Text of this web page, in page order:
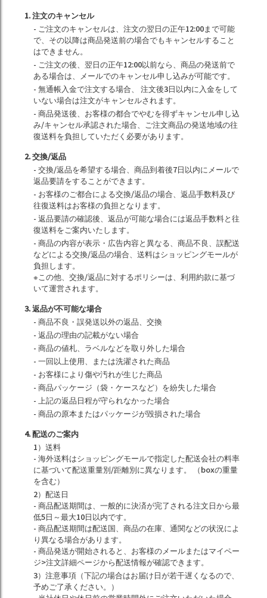
1. 注文のキャンセル
- ご注文のキャンセルは、注文の翌日の正午12:00まで可能
で、その以降は商品発送前の場合でもキャンセルすること
はできません。
- ご注文の後、翌日の正午12:00以前なら、商品の発送前で
ある場合は、メールでのキャンセル申し込みが可能です。
- 無通帳入金で注文する場合、 注文後3日以内に入金をして
いない場合は注文がキャンセルされます。
- 商品発送後、お客様の都合でやむを得ずキャンセル申し込
み/キャンセル承認された場合、ご注文商品の発送地域の往
復送料を負担していただく必要があります。
2. 交換/返品
- 交換/返品を希望する場合、商品到着後7日以内にメールで
返品要請をすることができます。
- お客様のご都合による交換/返品の場合、返品手数料及び
往復送料はお客様の負担となります。
- 返品要請の確認後、返品が可能な場合には返品手数料と往
復送料をご案内いたします。
- 商品の内容が表示・広告内容と異なる、商品不良、誤配送
などによる交換/返品の場合、送料はショッピングモールが
負担します。
※この他、交換/返品に対するポリシーは、利用約款に基づ
いて運営されます。
3. 返品が不可能な場合
- 商品不良・誤発送以外の返品、交換
- 返品の理由の記載がない場合
- 商品の値札、ラベルなどを取り外した場合
- 一回以上使用、または洗濯された商品
- お客様により傷や汚れが生じた商品
- 商品パッケージ（袋・ケースなど）を紛失した場合
- 上記の返品日程が守られなかった場合
- 商品の原本またはパッケージが毀損された場合
4. 配送のご案内
1）送料
- 海外送料はショッピングモールで指定した配送会社の料率
に基づいて配送重量別/距離別に異なります。 （boxの重量
を含む）
2）配送日
- 商品配送期間は、一般的に決済が完了される注文日から最
低5日～最大10日以内です。
- 商品配送期間は配送国、商品の在庫、通関などの状況によ
り異なる場合があります。
- 商品発送が開始されると、お客様のメールまたはマイペー
ジ>注文詳細ページから配送情報が確認できます。
3）注意事項（下記の場合はお届け日が若干遅くなるので、
予めご了承ください。）